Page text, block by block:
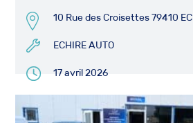
10 Rue des Croisettes 79410
ECHIRE AUTO
17 avril 2026